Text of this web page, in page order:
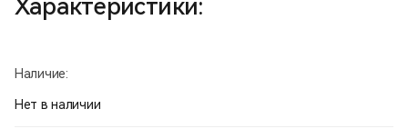
Характеристики:
Наличие:
Нет в наличии